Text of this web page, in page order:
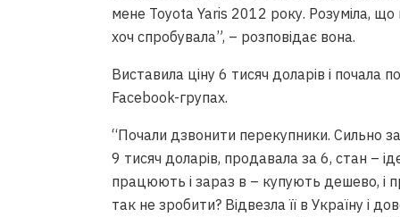
мене Toyota Yaris 2012 року. Розуміла, що
хоч спробувала”, – розповідає вона.
Виставила ціну 6 тисяч доларів і
Facebook-групах.
“Почали дзвонити перекупники. Сильно
9 тисяч доларів, продавала за 6, стан –
працюють і зараз в – купують дешево, і
так не зробити? Відвезла її в Україну і